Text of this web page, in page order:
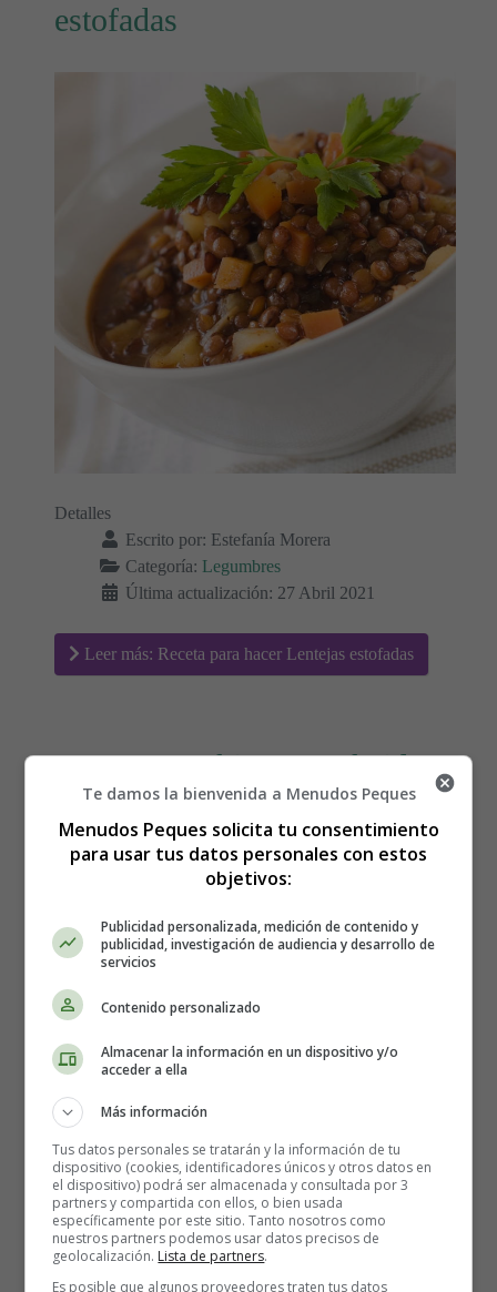
estofadas
Detalles
Escrito por: Estefanía Morera
Categoría: Legumbres
Última actualización: 27 Abril 2021
Leer más: Receta para hacer Lentejas estofadas
Espárragos fritos con freidora
de aire - air fryer
Te damos la bienvenida a Menudos Peques
Menudos Peques solicita tu consentimiento
para usar tus datos personales con estos
objetivos:
Publicidad personalizada, medición de contenido y
publicidad, investigación de audiencia y desarrollo de
servicios
Contenido personalizado
Almacenar la información en un dispositivo y/o
acceder a ella
Más información
Tus datos personales se tratarán y la información de tu
dispositivo (cookies, identificadores únicos y otros datos en
el dispositivo) podrá ser almacenada y consultada por 3
partners y compartida con ellos, o bien usada
específicamente por este sitio. Tanto nosotros como
nuestros partners podemos usar datos precisos de
geolocalización. Lista de partners.
Es posible que algunos proveedores traten tus datos